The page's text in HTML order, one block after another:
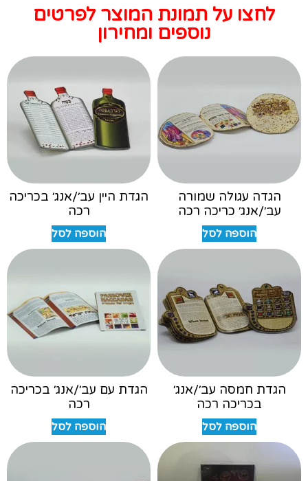
לחצו על תמונת המוצר לפרטים
נוספים ומחירון
הגדה עגולה שמורה
עב׳/אנג׳ כריכה רכה
הוספה לסל
הגדת היין עב׳/אנג׳ בכריכה
רכה
הוספה לסל
הגדת חמסה עב׳/אנג׳
בכריכה רכה
הוספה לסל
הגדת עם עב׳/אנג׳ בכריכה
רכה
הוספה לסל